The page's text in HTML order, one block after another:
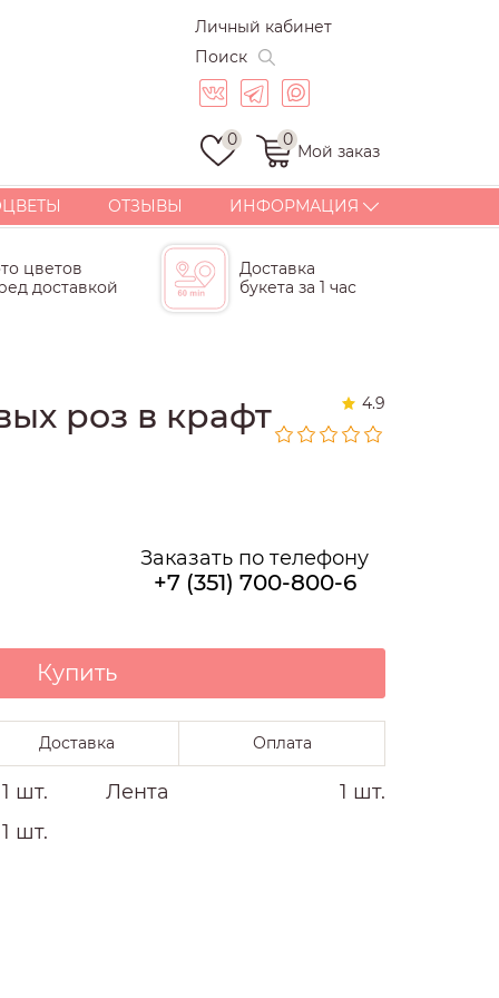
Личный кабинет
Поиск
0 0
Мой заказ
ОТЗЫВЫ
ИНФОРМАЦИЯ
ОПЛАТА
СТАТЬИ
КОНТАКТЫ
ПОЧЕМУ МЫ?
цветов
доставкой
Доставка
букета за 1 час
роз в крафт 4.9
Заказать по телефону
+7 (351) 700-800-6
Купить
Доставка Оплата
шт.
1 шт.
Лента 1 шт.